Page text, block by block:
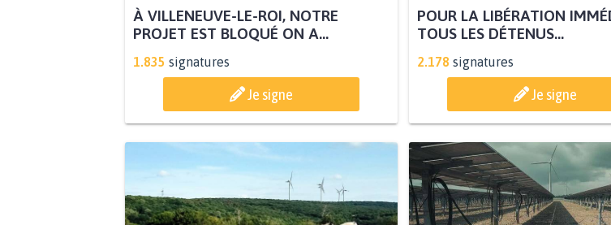
À VILLENEUVE-LE-ROI, NOTRE
PROJET EST BLOQUÉ ON A...
1.835 signatures
Je signe
POUR LA LIBÉRATION
TOUS LES DÉTENUS...
2.178 signatures
Je signe